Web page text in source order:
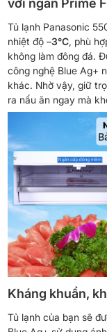
Tủ lạnh Panasonic
nhiệt độ –3°C, phù
không làm đông đá.
công nghệ Blue Ag+
khác. Nhờ vậy, giữ
ra nấu ăn ngay mà
Kháng khuẩn,
Tủ lạnh của bạn sẽ